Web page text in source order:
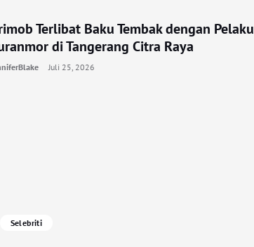
Terlibat Baku Tembak dengan Pelaku
di Tangerang Citra Raya
Juli 25, 2026
Selebriti